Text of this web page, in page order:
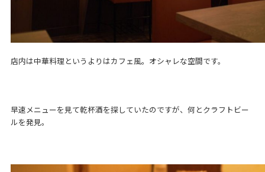
店内は中華料理というよりはカフェ風。オシャレな空間です。
早速メニューを見て乾杯酒を探していたのですが、何とクラフトビー
ルを発見。